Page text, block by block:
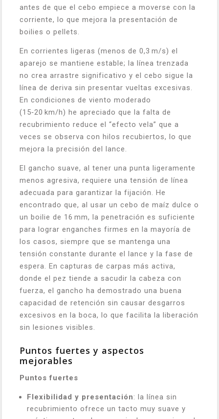
antes de que el cebo empiece a moverse con la
corriente, lo que mejora la presentación de
boilies o pellets.
En corrientes ligeras (menos de 0,3 m/s) el
aparejo se mantiene estable; la línea trenzada
no crea arrastre significativo y el cebo sigue la
línea de deriva sin presentar vueltas excesivas.
En condiciones de viento moderado
(15‑20 km/h) he apreciado que la falta de
recubrimiento reduce el “efecto vela” que a
veces se observa con hilos recubiertos, lo que
mejora la precisión del lance.
El gancho suave, al tener una punta ligeramente
menos agresiva, requiere una tensión de línea
adecuada para garantizar la fijación. He
encontrado que, al usar un cebo de maíz dulce o
un boilie de 16 mm, la penetración es suficiente
para lograr enganches firmes en la mayoría de
los casos, siempre que se mantenga una
tensión constante durante el lance y la fase de
espera. En capturas de carpas más activa,
donde el pez tiende a sacudir la cabeza con
fuerza, el gancho ha demostrado una buena
capacidad de retención sin causar desgarros
excesivos en la boca, lo que facilita la liberación
sin lesiones visibles.
Puntos fuertes y aspectos
mejorables
Puntos fuertes
Flexibilidad y presentación: la línea sin
recubrimiento ofrece un tacto muy suave y